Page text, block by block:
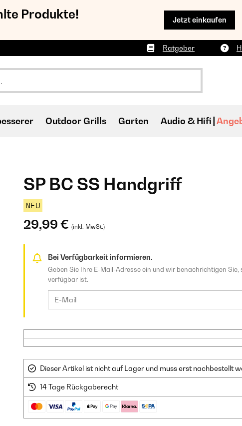
Produkte! Jetzt einkaufen
Ratgeber
Outdoor Grills Garten Audio & Hifi
SP BC SS Handgriff
NEU
29,99 € (inkl. MwSt.)
Bei Verfügbarkeit informieren.
Geben Sie Ihre E-Mail-Adresse ein und wir benachrichtigen
verfügbar ist.
Dieser Artikel ist nicht auf Lager und muss erst nachbestellt
14 Tage Rückgaberecht